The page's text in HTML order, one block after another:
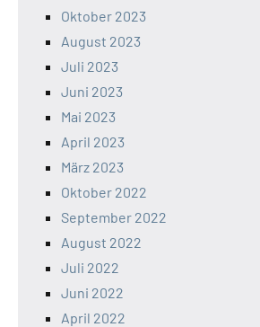
Oktober 2023
August 2023
Juli 2023
Juni 2023
Mai 2023
April 2023
März 2023
Oktober 2022
September 2022
August 2022
Juli 2022
Juni 2022
April 2022